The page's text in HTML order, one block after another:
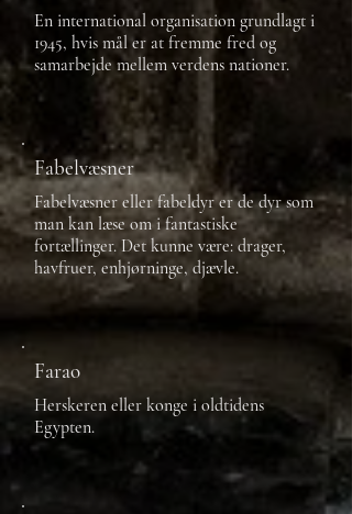
En international organisation grundlagt i
1945, hvis mål er at fremme fred og
samarbejde mellem verdens nationer.
Fabelvæsner
Fabelvæsner eller fabeldyr er de dyr som
man kan læse om i fantastiske
fortællinger. Det kunne være: drager,
havfruer, enhjørninge, djævle.
Farao
Herskeren eller konge i oldtidens
Egypten.